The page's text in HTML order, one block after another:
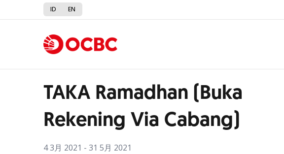
ID EN
Kembali ke Promo
TAKA Ramadhan (Buka
Rekening Via Cabang)
4 3月 2021 - 31 5月 2021